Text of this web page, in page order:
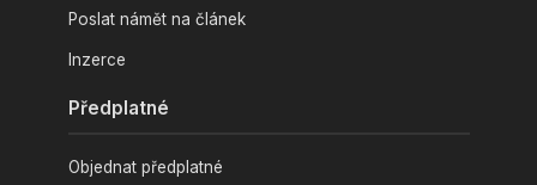
Poslat námět na článek
Inzerce
Předplatné
Objednat předplatné